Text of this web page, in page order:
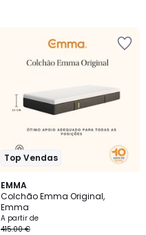
Top Vendas
EMMA
Colchão Emma Original,
Emma
A partir de
415.00 €
3,7
/ 5